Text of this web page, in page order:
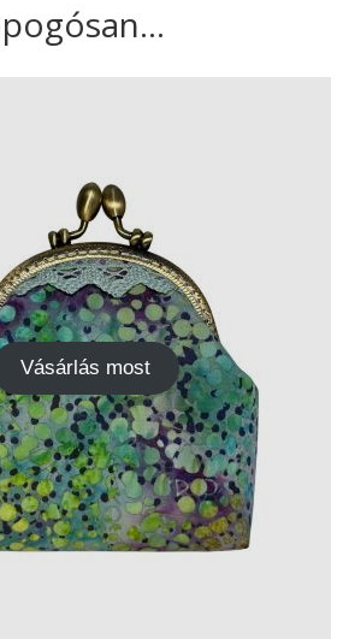
Vásárlás most